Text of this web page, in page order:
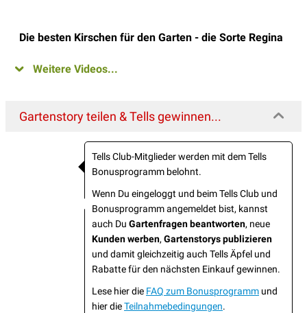
Die besten Kirschen für den Garten - die Sorte Regina
Weitere Videos...
Gartenstory teilen & Tells gewinnen...
Tells Club-Mitglieder werden mit dem Tells
Bonusprogramm belohnt.
Wenn Du eingeloggt und beim Tells Club und
Bonusprogramm angemeldet bist, kannst
auch Du Gartenfragen beantworten, neue
Kunden werben, Gartenstorys publizieren
und damit gleichzeitig auch Tells Äpfel und
Rabatte für den nächsten Einkauf gewinnen.
Lese hier die FAQ zum Bonusprogramm und
hier dieTeilnahmebedingungen.